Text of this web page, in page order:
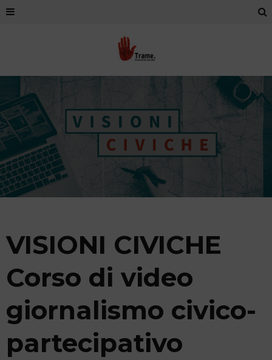
VISIONI CIVICHE
Corso di video
giornalismo civico-
partecipativo